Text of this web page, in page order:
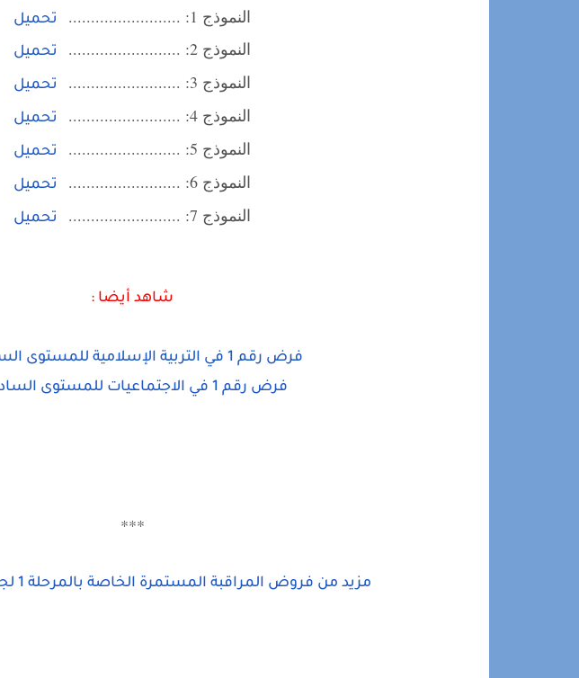
النموذج 1: ......................... تحميل
النموذج 2: ......................... تحميل
النموذج 3: ......................... تحميل
النموذج 4: ......................... تحميل
النموذج 5: ......................... تحميل
النموذج 6: ......................... تحميل
النموذج 7: ......................... تحميل
شاهد أيضا :
فرض رقم 1 في التربية الإسلامية للمستوى السادس
فرض رقم 1 في الاجتماعيات للمستوى السادس
***
مزيد من فروض المراقبة المستمرة الخاصة بالمرحلة 1 لجميع المستويات